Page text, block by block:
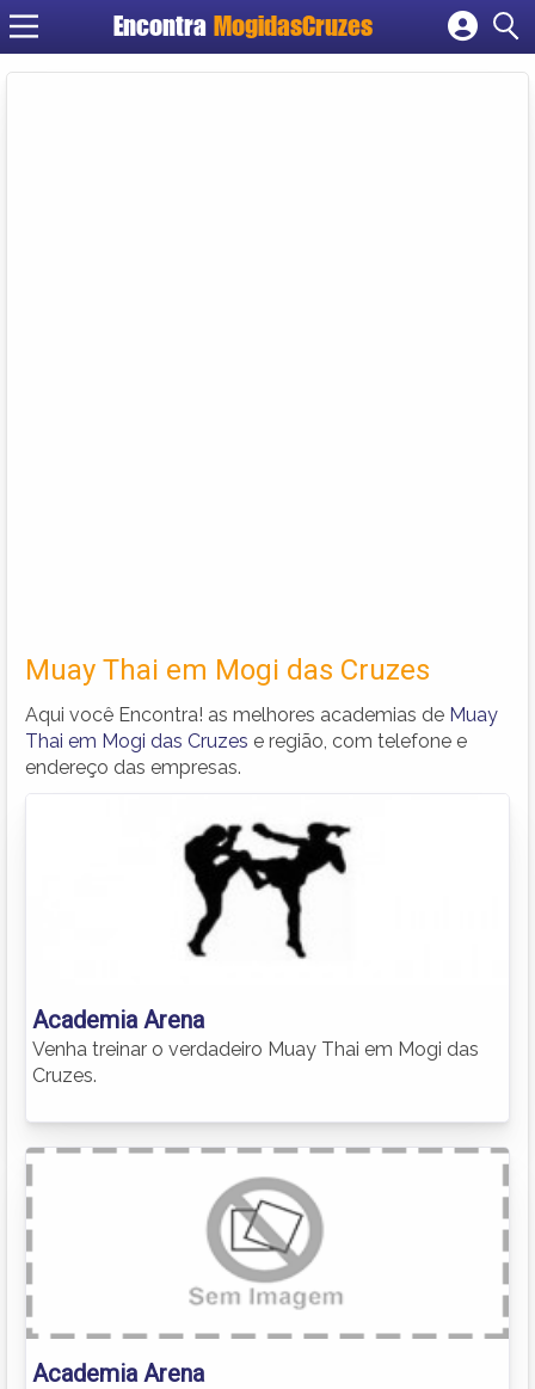
Encontra MogidasCruzes
Cadastrar empresa
Muay Thai em Mogi das Cruzes
Aqui você Encontra! as melhores academias de Muay
Thai em Mogi das Cruzes e região, com telefone e
endereço das empresas.
Academia Arena
Venha treinar o verdadeiro Muay Thai em Mogi das
Cruzes.
Academia Arena